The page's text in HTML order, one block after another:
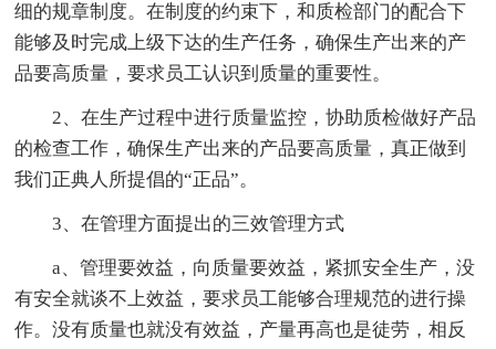
细的规章制度。在制度的约束下，和质检部门的配合下
能够及时完成上级下达的生产任务，确保生产出来的产
品要高质量，要求员工认识到质量的重要性。
2、在生产过程中进行质量监控，协助质检做好产品
的检查工作，确保生产出来的产品要高质量，真正做到
我们正典人所提倡的“正品”。
3、在管理方面提出的三效管理方式
a、管理要效益，向质量要效益，紧抓安全生产，没
有安全就谈不上效益，要求员工能够合理规范的进行操
作。没有质量也就没有效益，产量再高也是徒劳，相反